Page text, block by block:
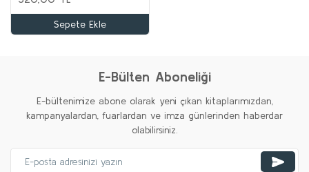
Sepete Ekle
E-Bülten Aboneliği
E-bültenimize abone olarak yeni çıkan kitaplarımızdan,
kampanyalardan, fuarlardan ve imza günlerinden haberdar
olabilirsiniz.